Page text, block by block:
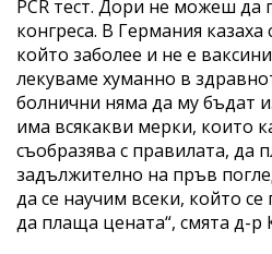
PCR тест. Дори не можеш да
конгреса. В Германия
който заболее и не е
лекуваме хуманно в
болнични няма да му бъдат
има всякакви мерки, които
съобразява с правилата, да
задължително на пръв
да се научим всеки, който
да плаща цената“, смята д-р